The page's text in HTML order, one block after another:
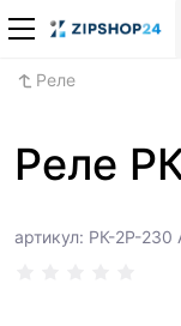
Реле
Реле
артикул: РК-2Р-230